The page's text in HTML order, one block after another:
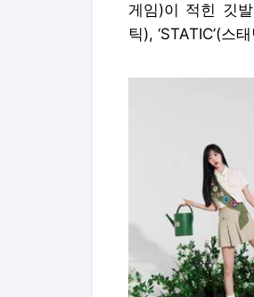
게임)이 적힌 깃
틱), ‘STATIC’(스